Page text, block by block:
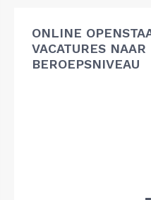
ONLINE
VACATURES NAAR
BEROEPSNIVEAU